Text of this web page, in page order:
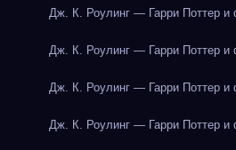
Дж. К. Роулинг — Гарри Поттер и
Дж. К. Роулинг — Гарри Поттер и
Дж. К. Роулинг — Гарри Поттер и
Дж. К. Роулинг — Гарри Поттер и